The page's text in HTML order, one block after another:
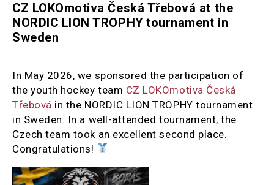
CZ LOKOmotiva Česká Třebová at the
NORDIC LION TROPHY tournament in
Sweden
In May 2026, we sponsored the participation of
the youth hockey team CZ LOKOmotiva Česká
Třebová in the NORDIC LION TROPHY tournament
in Sweden. In a well-attended tournament, the
Czech team took an excellent second place.
Congratulations!